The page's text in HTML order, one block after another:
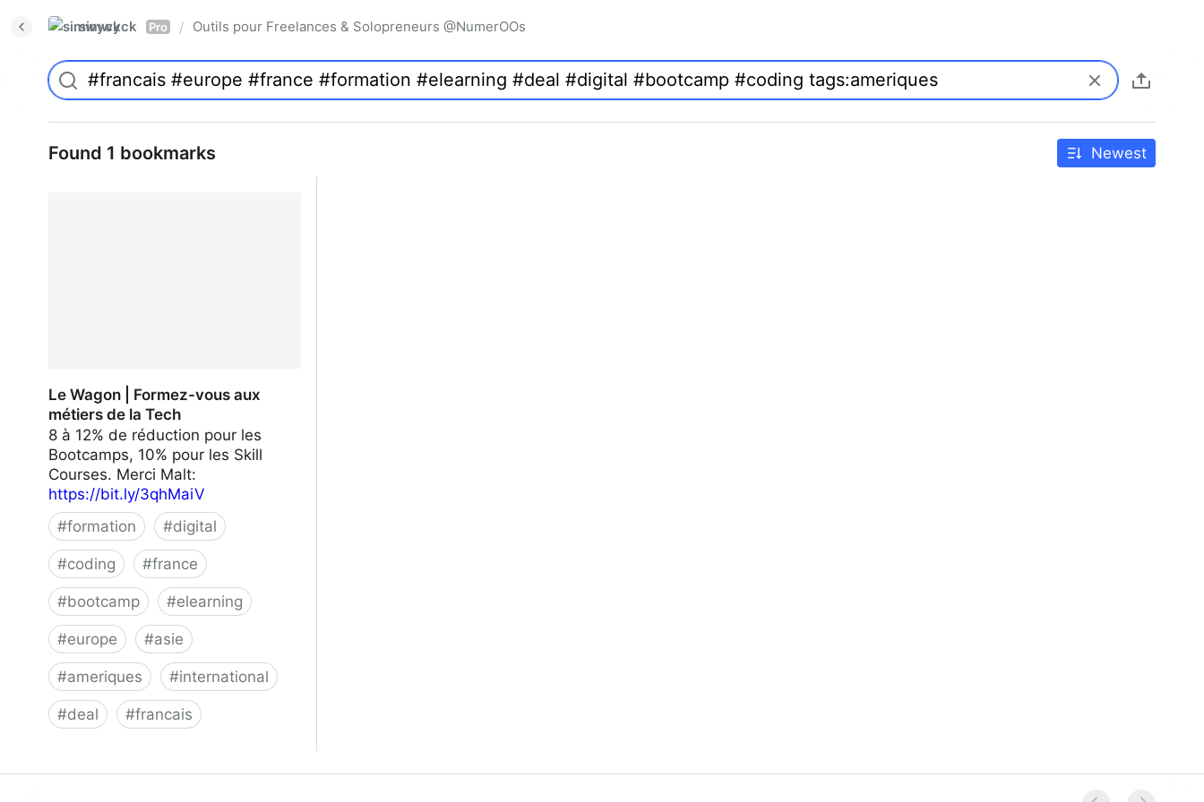
simwyck Pro / Outils pour Freelances & Solopreneurs @NumerOOs
Found 1 bookmarks Newest
Le Wagon | Formez-vous aux
métiers de la Tech
8 à 12% de réduction pour les
Bootcamps, 10% pour les Skill
Courses. Merci Malt:
https://bit.ly/3qhMaiV
#formation #digital
#coding #france
#bootcamp #elearning
#europe #asie
#ameriques #international
#deal #francais